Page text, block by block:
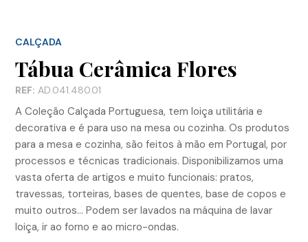
CALÇADA
Tábua Cerâmica Flores
REF: AD.041.480.01
A Coleção Calçada Portuguesa, tem loiça utilitária e
decorativa e é para uso na mesa ou cozinha. Os produtos
para a mesa e cozinha, são feitos à mão em Portugal, por
processos e técnicas tradicionais. Disponibilizamos uma
vasta oferta de artigos e muito funcionais: pratos,
travessas, torteiras, bases de quentes, base de copos e
muito outros… Podem ser lavados na máquina de lavar
loiça, ir ao forno e ao micro-ondas.